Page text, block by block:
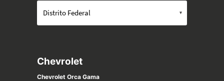
Chevrolet
Chevrolet Orca Gama